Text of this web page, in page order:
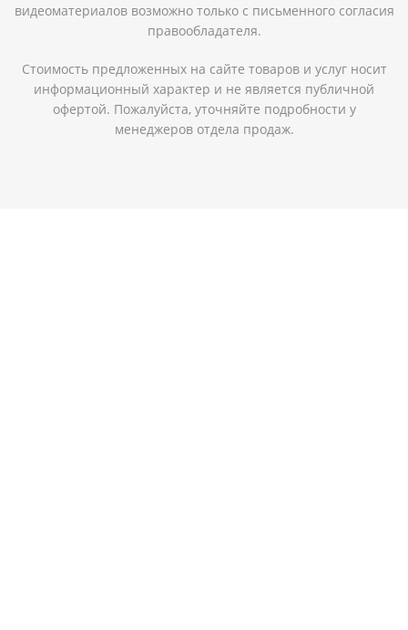
видеоматериалов возможно только с письменного согласия
правообладателя.
Стоимость предложенных на сайте товаров и услуг носит
информационный характер и не является публичной
офертой. Пожалуйста, уточняйте подробности у
менеджеров отдела продаж.